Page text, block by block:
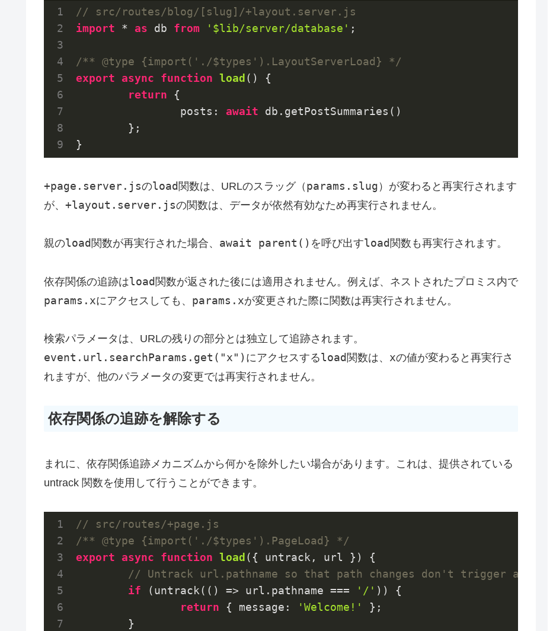
// src/routes/blog/[slug]/+layout.server.js
import * as db from '$lib/server/database' ;
/** @type {import('./$types').LayoutServerLoad} */
export async function load ( ) {
return {
posts : await db.getPostSummaries()
}
+page.server.jsのload 関数は、URLのスラッグ（ params.slug ）が変わると再実行されます
が、 +layout.server.jsの関数は、データが依然有効なため再実行されません。
親のload 関数が再実行された場合、 await parent() を呼び出すload 関数も再実行されます。
依存関係の追跡はload関数が返された後には適用されません。例えば、ネストされたプロミス内で
params.xにアクセスしても、 params.xが変更された際に関数は再実行されません。
検索パラメータは、URLの残りの部分とは独立して追跡されます。
event.url.searchParams.get("x") にアクセスするload 関数は、 xの値が変わると再実行さ
れますが、他のパラメータの変更では再実行されません。
依存関係の追跡を解除する
まれに、依存関係追跡メカニズムから何かを除外したい場合があります。これは、提供されている
untrack 関数を使用して行うことができます。
// src/routes/+page.js
/** @type {import('./$types').PageLoad} */
export async function load ( { untrack, url } ) {
// Untrack url.pathname so that path changes don't trigger a rerun
if (untrack( () => url.pathname === '/' )) {
return { message : 'Welcome!'
};